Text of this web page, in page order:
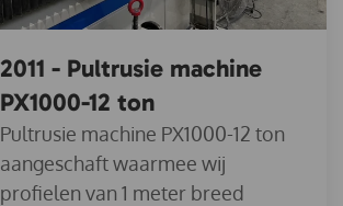
2011 - Pultrusie machine
PX1000-12 ton
Pultrusie machine PX1000-12 ton
aangeschaft waarmee wij
profielen van 1 meter breed